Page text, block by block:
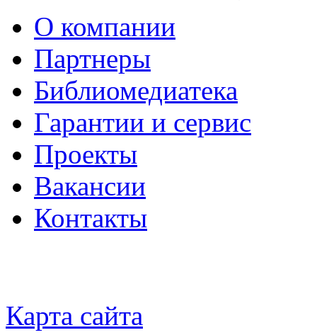
О компании
Партнеры
Библиомедиатека
Гарантии и сервис
Проекты
Вакансии
Контакты
Карта сайта